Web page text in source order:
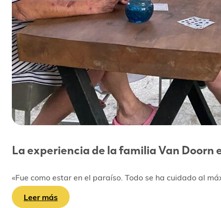
La experiencia de la familia Van Doorn
«Fue como estar en el paraíso. Todo se ha cuidado al
Leer más